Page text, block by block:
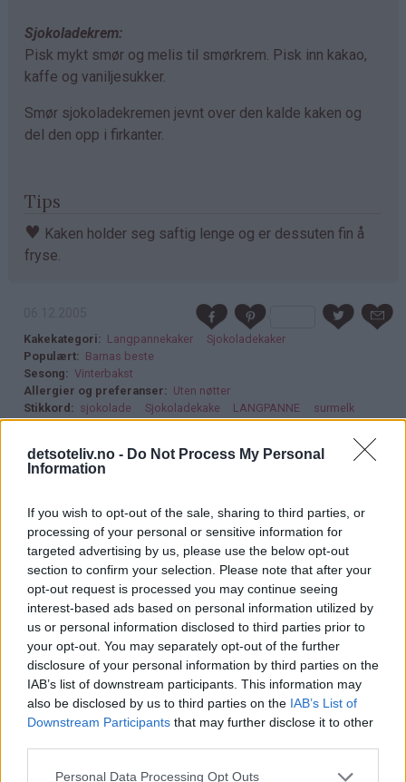
detsoteliv.no - Do Not Process My Personal
Information
If you wish to opt-out of the sale, sharing to third parties, or
processing of your personal or sensitive information for
targeted advertising by us, please use the below opt-out
section to confirm your selection. Please note that after your
opt-out request is processed you may continue seeing
interest-based ads based on personal information utilized by
us or personal information disclosed to third parties prior to
your opt-out. You may separately opt-out of the further
disclosure of your personal information by third parties on the
IAB’s list of downstream participants. This information may
also be disclosed by us to third parties on the IAB’s List of
Downstream Participants that may further disclose it to other
Personal Data Processing Opt Outs
Sjokoladekrem:
Pisk mykt smør og melis til smørkrem. Pisk inn kakao,
kaffe og vaniljesukker.
Smør sjokoladekremen jevnt over den kalde kaken og
del den opp i firkanter.
Tips
♥ Kaken holder seg saftig lenge og er dessuten fin å
fryse.
Kakekategori Langpannekaker
Sjokoladekaker
Populært
Barnas beste
Sesong
Vinterbakst
Allergier og preferanser
Uten nøtter
Stikkord
sjokolade Sjokoladekake LANGPANNE
surmelk
Barneselskap
glasur